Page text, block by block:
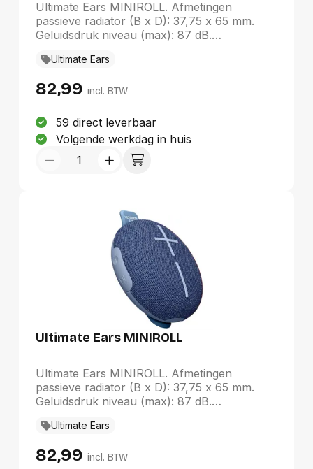
Ultimate Ears MINIROLL. Afmetingen
passieve radiator (B x D): 37,75 x 65 mm.
Geluidsdruk niveau (max): 87 dB.
Bluetooth-profielen: A2DP, Bereik van
Roze, Productontwerp: Bolvormig, Materiaal
Universeel
Ultimate Ears
82,99 incl. BTW
59 direct leverbaar
Volgende werkdag in huis
Ultimate Ears MINIROLL
Ultimate Ears MINIROLL. Afmetingen
passieve radiator (B x D): 37,75 x 65 mm.
Geluidsdruk niveau (max): 87 dB.
Bluetooth-profielen: A2DP, Bereik van
Blauw, Productontwerp: Bolvormig,
Ultimate Ears
82,99 incl. BTW